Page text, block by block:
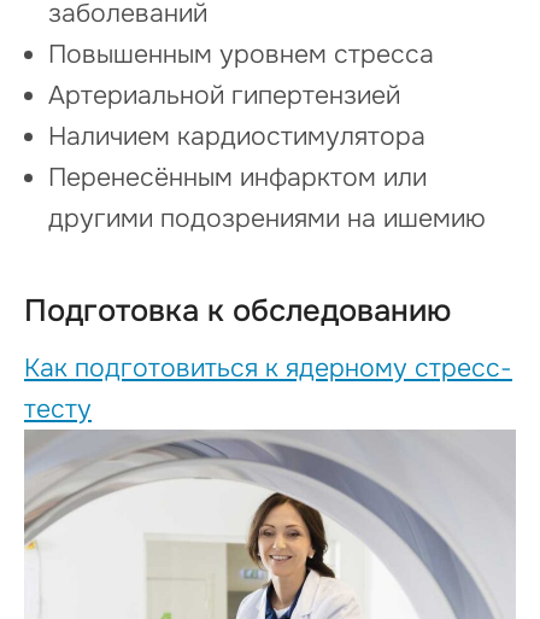
заболеваний
Повышенным уровнем стресса
Артериальной гипертензией
Наличием кардиостимулятора
Перенесённым инфарктом или
другими подозрениями на ишемию
Подготовка к обследованию
Как подготовиться к ядерному стресс-
тесту